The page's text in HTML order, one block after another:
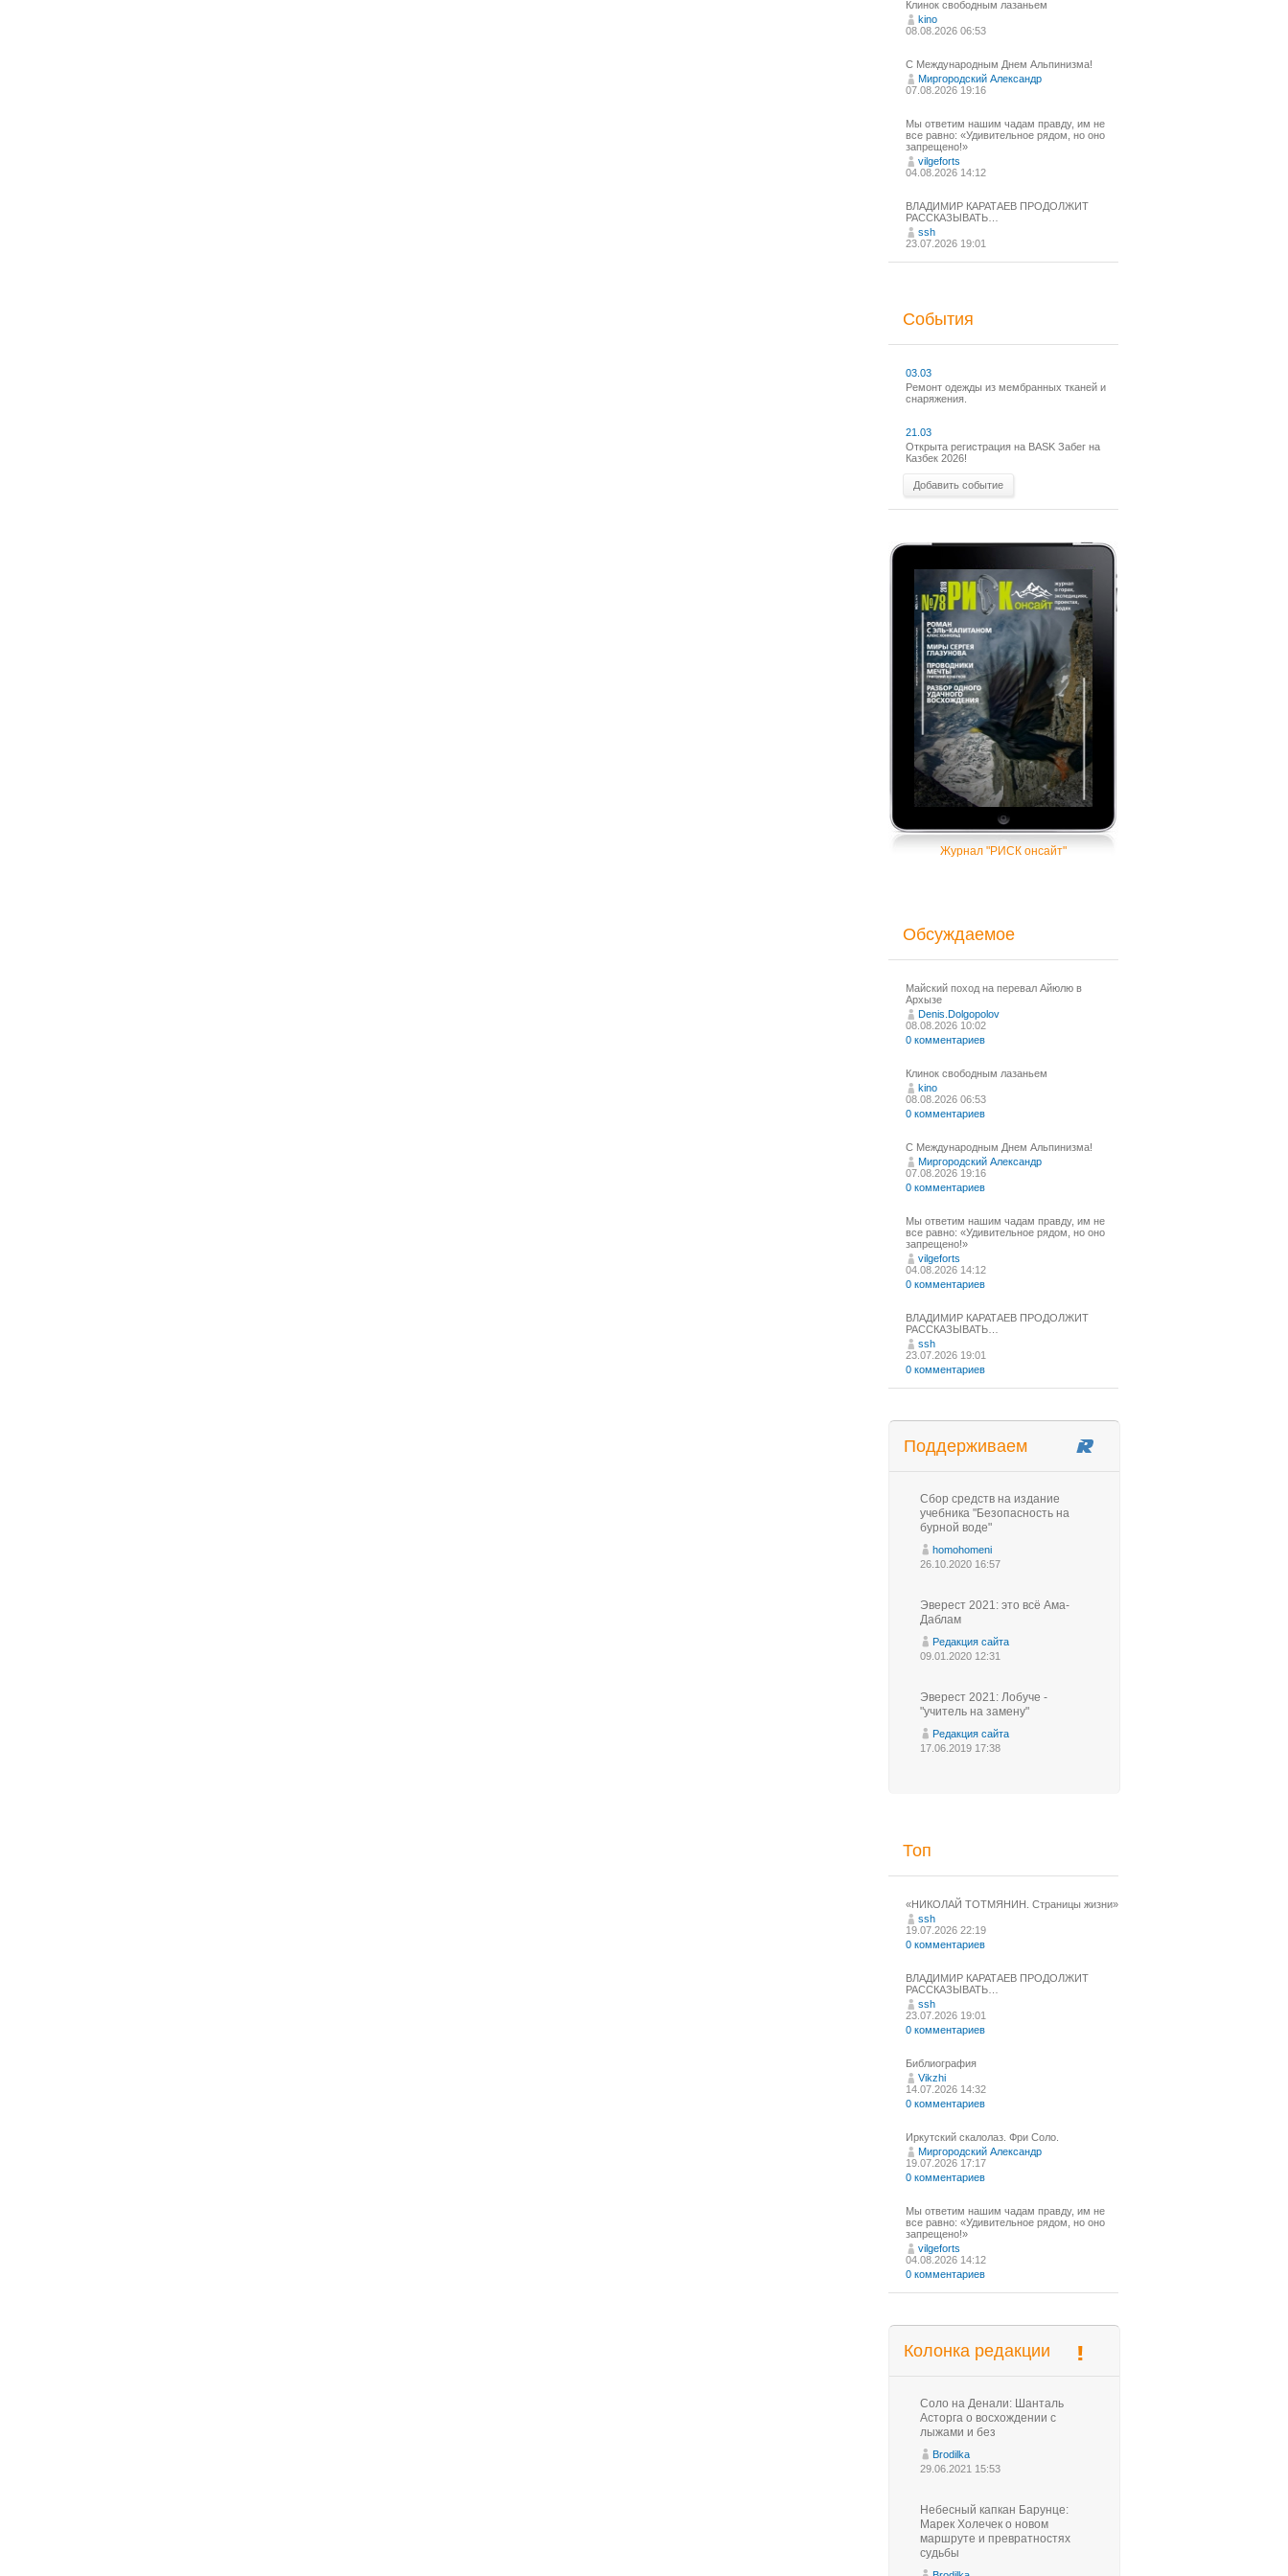
Клинок свободным лазаньем
kino
08.08.2026 06:53
С Международным Днем Альпинизма!⁠
Миргородский Александр
07.08.2026 19:16
Мы ответим нашим чадам правду, им не
все равно: «Удивительное рядом, но оно
запрещено!»
vilgeforts
04.08.2026 14:12
ВЛАДИМИР КАРАТАЕВ ПРОДОЛЖИТ
РАССКАЗЫВАТЬ…
ssh
23.07.2026 19:01
События
03.03
Ремонт одежды из мембранных тканей и
снаряжения.
21.03
Открыта регистрация на BASK Забег на
Казбек 2026!
Добавить событие
Журнал "РИСК онсайт"
Обсуждаемое
Майский поход на перевал Айюлю в
Архызе
Denis.Dolgopolov
08.08.2026 10:02
0 комментариев
Клинок свободным лазаньем
kino
08.08.2026 06:53
0 комментариев
С Международным Днем Альпинизма!⁠
Миргородский Александр
07.08.2026 19:16
0 комментариев
Мы ответим нашим чадам правду, им не
все равно: «Удивительное рядом, но оно
запрещено!»
vilgeforts
04.08.2026 14:12
0 комментариев
ВЛАДИМИР КАРАТАЕВ ПРОДОЛЖИТ
РАССКАЗЫВАТЬ…
ssh
23.07.2026 19:01
0 комментариев
Поддерживаем
Сбор средств на издание
учебника "Безопасность на
бурной воде"
homohomeni
26.10.2020 16:57
Эверест 2021: это всё Ама-
Даблам
Редакция сайта
09.01.2020 12:31
Эверест 2021: Лобуче -
"учитель на замену"
Редакция сайта
17.06.2019 17:38
Топ
«НИКОЛАЙ ТОТМЯНИН. Страницы жизни»
ssh
19.07.2026 22:19
0 комментариев
ВЛАДИМИР КАРАТАЕВ ПРОДОЛЖИТ
РАССКАЗЫВАТЬ…
ssh
23.07.2026 19:01
0 комментариев
Библиография
Vikzhi
14.07.2026 14:32
0 комментариев
Иркутский скалолаз. Фри Соло.
Миргородский Александр
19.07.2026 17:17
0 комментариев
Мы ответим нашим чадам правду, им не
все равно: «Удивительное рядом, но оно
запрещено!»
vilgeforts
04.08.2026 14:12
0 комментариев
Колонка редакции
Соло на Денали: Шанталь
Асторга о восхождении с
лыжами и без
Brodilka
29.06.2021 15:53
Небесный капкан Барунце:
Марек Холечек о новом
маршруте и превратностях
судьбы